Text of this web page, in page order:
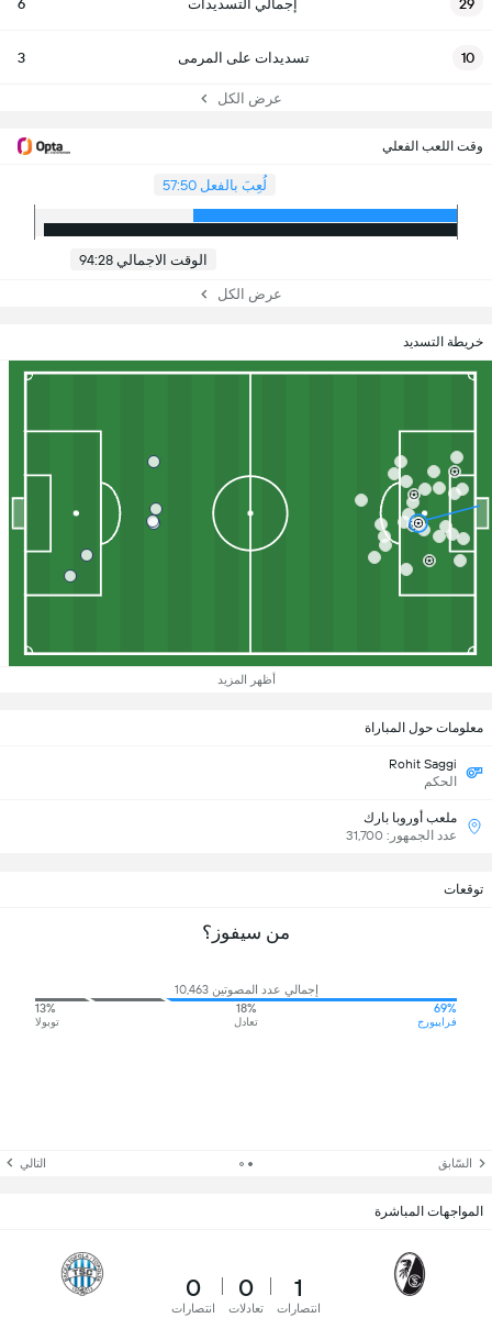
29 إجمالي التسديدات 6
10 تسديدات على المرمى 3
عرض الكل
وقت اللعب الفعلي
لُعِبَ بالفعل 57:50
الوقت الاجمالي 94:28
عرض الكل
خريطة التسديد
أظهر المزيد
معلومات حول المباراة
Rohit Saggi
الحكم
ملعب أوروبا بارك
عدد الجمهور: 31,700
توقعات
من سيفوز؟
إجمالي عدد المصوتين 10,463
69%
فرايبورج
18%
تعادل
13%
توبولا
السّابق التالي
المواجهات المباشرة
1
انتصارات
0
تعادلات
0
انتصارات